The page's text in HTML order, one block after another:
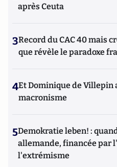
après Ceuta
3Record du CAC 40 mais
que révèle le paradoxe
4Et Dominique de Villepin
macronisme
5Demokratie leben! :
allemande, financée par
l'extrémisme